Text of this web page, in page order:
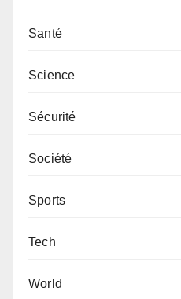
Santé
Science
Sécurité
Société
Sports
Tech
World